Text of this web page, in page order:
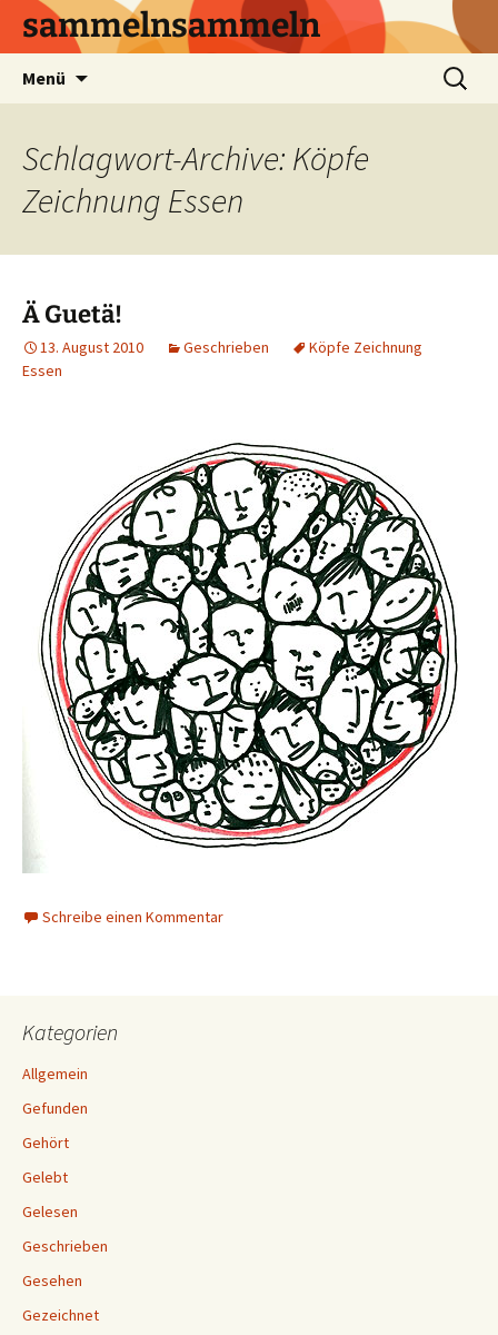
sammelnsammeln
Menü
Suchen
nach:
Schlagwort-Archive: Köpfe
Zeichnung Essen
Ä Guetä!
13. August 2010 Geschrieben
Köpfe Zeichnung
Essen
Schreibe einen Kommentar
Kategorien
Allgemein
Gefunden
Gehört
Gelebt
Gelesen
Geschrieben
Gesehen
Gezeichnet